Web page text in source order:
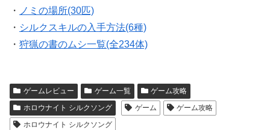
・ ノミの場所(30匹)
・ シルクスキルの入手方法(6種)
・ 狩猟の書のムシ一覧(全234体)
ゲームレビュー ゲーム一覧
ゲーム攻略
ホロウナイト シルクソング
ゲーム
ゲーム攻略
ホロウナイト シルクソング